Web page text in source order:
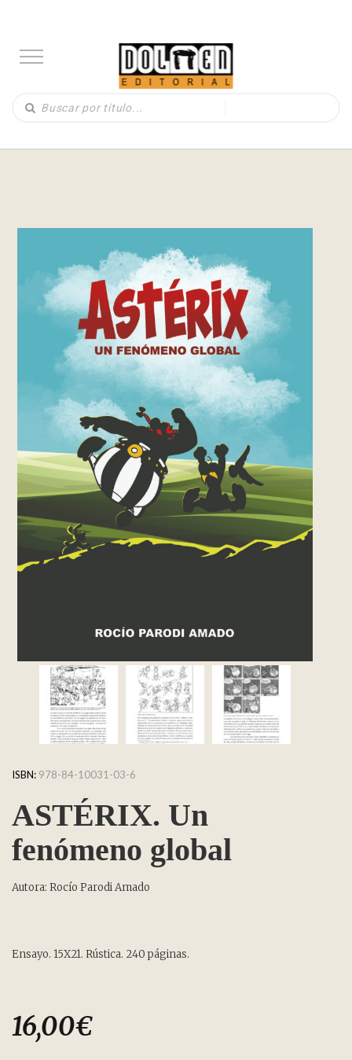
ISBN: 978-84-10031-03-6
ASTÉRIX. Un
fenómeno global
Autora: Rocío Parodi Amado
Ensayo. 15X21. Rústica. 240 páginas.
16,00€